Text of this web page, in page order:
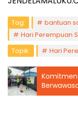
Tag: bantuan
Hari Perempuan
Topik:
Hari
Komitmen
Raih